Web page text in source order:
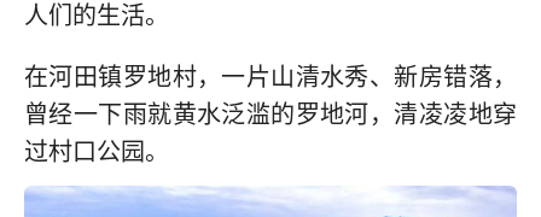
人们的生活。
在河田镇罗地村，一片山清水秀、新房错落，
曾经一下雨就黄水泛滥的罗地河，清凌凌地穿
过村口公园。